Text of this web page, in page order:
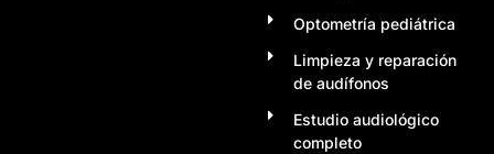
Optometría pediátrica
Limpieza y reparación
de audífonos
Estudio audiológico
completo